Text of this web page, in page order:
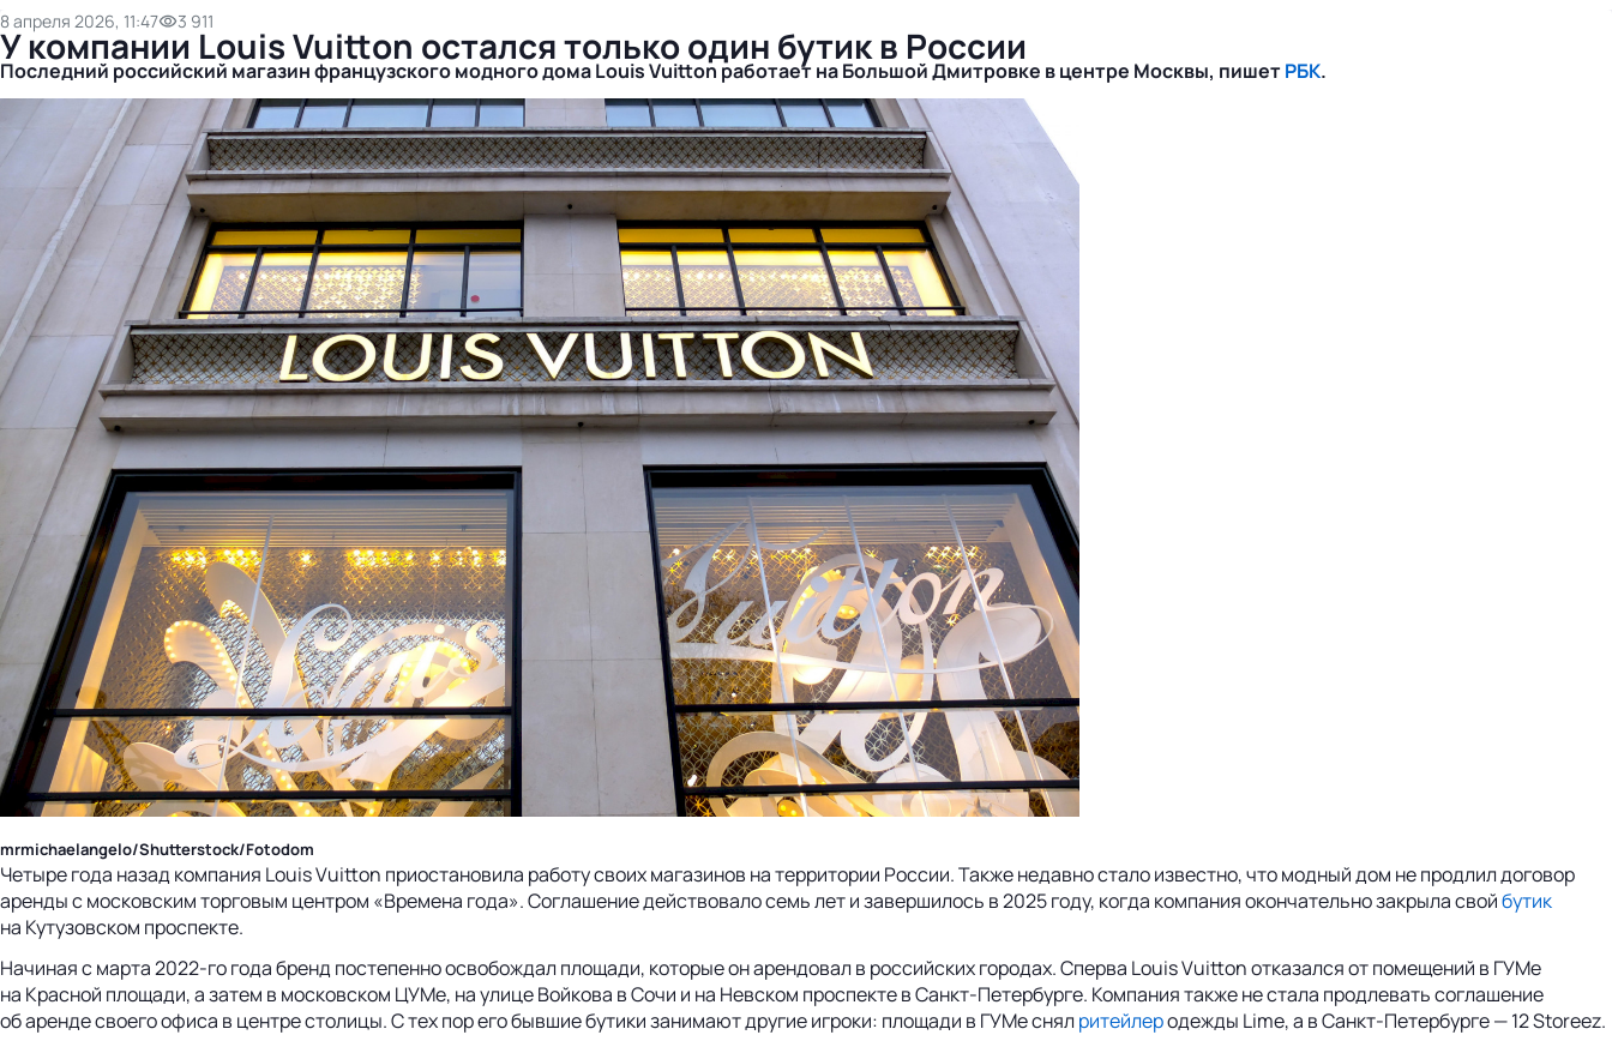
8 апреля 2026, 11:47 3 911
У компании Louis Vuitton остался только один бутик в России
Последний российский магазин французского модного дома Louis Vuitton работает на Большой Дмитровке в центре Москвы, пишетРБК.
mrmichaelangelo/Shutterstock/Fotodom
Четыре года назад компания Louis Vuitton приостановила работу своих магазинов на территории России. Также недавно стало известно, что модный дом не продлил договор
аренды с московским торговым центром «Времена года». Соглашение действовало семь лет и завершилось в 2025 году, когда компания окончательно закрыла свойбутик
на Кутузовском проспекте.
Начиная с марта 2022-го года бренд постепенно освобождал площади, которые он арендовал в российских городах. Сперва Louis Vuitton отказался от помещений в ГУМе
на Красной площади, а затем в московском ЦУМе, на улице Войкова в Сочи и на Невском проспекте в Санкт-Петербурге. Компания также не стала продлевать соглашение
об аренде своего офиса в центре столицы. С тех пор его бывшие бутики занимают другие игроки: площади в ГУМе снял ритейлеродежды Lime, а в Санкт-Петербурге — 12 Storeez.